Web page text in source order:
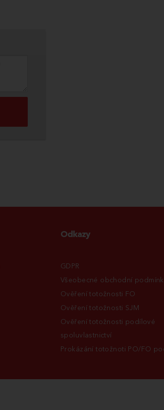
Odkazy
GDPR
Všeobecné obchodní
Ověření totožnosti FO
Ověření totožnosti SJM
Ověření totožnosti podílové
spoluvlastnictví
Prokázání totožnoti PO/FO